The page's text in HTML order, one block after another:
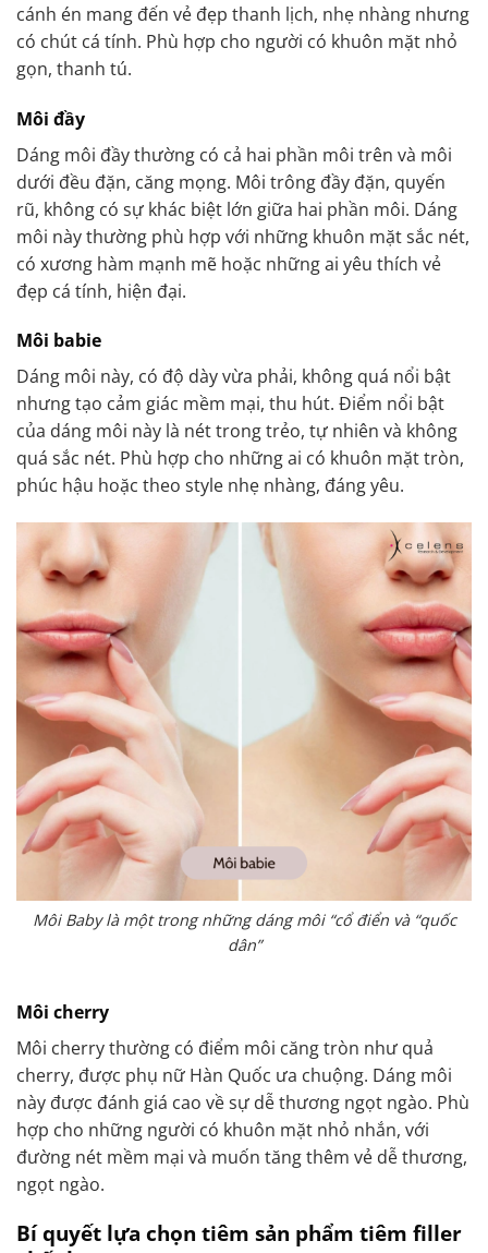
cánh én mang đến vẻ đẹp thanh lịch, nhẹ nhàng nhưng
có chút cá tính. Phù hợp cho người có khuôn mặt nhỏ
gọn, thanh tú.
Môi đầy
Dáng môi đầy thường có cả hai phần môi trên và môi
dưới đều đặn, căng mọng. Môi trông đầy đặn, quyến
rũ, không có sự khác biệt lớn giữa hai phần môi. Dáng
môi này thường phù hợp với những khuôn mặt sắc nét,
có xương hàm mạnh mẽ hoặc những ai yêu thích vẻ
đẹp cá tính, hiện đại.
Môi babie
Dáng môi này, có độ dày vừa phải, không quá nổi bật
nhưng tạo cảm giác mềm mại, thu hút. Điểm nổi bật
của dáng môi này là nét trong trẻo, tự nhiên và không
quá sắc nét. Phù hợp cho những ai có khuôn mặt tròn,
phúc hậu hoặc theo style nhẹ nhàng, đáng yêu.
Môi Baby là một trong những dáng môi “cổ điển và “quốc
dân”
Môi cherry
Môi cherry thường có điểm môi căng tròn như quả
cherry, được phụ nữ Hàn Quốc ưa chuộng. Dáng môi
này được đánh giá cao về sự dễ thương ngọt ngào. Phù
hợp cho những người có khuôn mặt nhỏ nhắn, với
đường nét mềm mại và muốn tăng thêm vẻ dễ thương,
ngọt ngào.
Bí quyết lựa chọn tiêm sản phẩm tiêm filler